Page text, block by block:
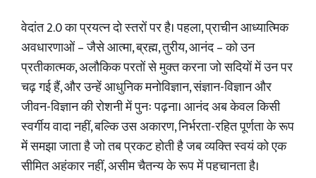
वेदांत 2.0 का प्रयत्न दो स्तरों पर है। पहला, प्राचीन आध्यात्मिक
अवधारणाओं – जैसे आत्मा, ब्रह्म, तुरीय, आनंद – को उन
प्रतीकात्मक, अलौकिक परतों से मुक्त करना जो सदियों में उन पर
चढ़ गई हैं, और उन्हें आधुनिक मनोविज्ञान, संज्ञान-विज्ञान और
जीवन-विज्ञान की रोशनी में पुनः पढ़ना। आनंद अब केवल किसी
स्वर्गीय वादा नहीं, बल्कि उस अकारण, निर्भरता-रहित पूर्णता के रूप
में समझा जाता है जो तब प्रकट होती है जब व्यक्ति स्वयं को एक
सीमित अहंकार नहीं, असीम चैतन्य के रूप में पहचानता है।